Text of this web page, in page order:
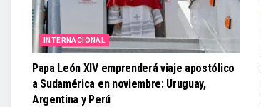
INTERNACIONAL
Papa León XIV emprenderá viaje apostólico
a Sudamérica en noviembre: Uruguay,
Argentina y Perú